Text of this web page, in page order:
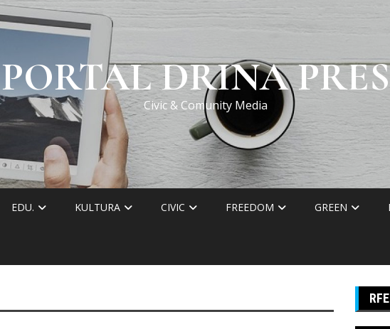
PORTAL DRINA
Civic & Comunity Media
EDU. KULTURA CIVIC FREEDOM GREEN